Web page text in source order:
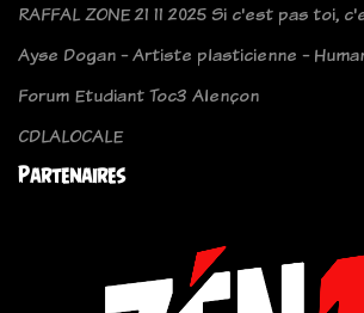
RAFFAL ZONE 21 11 2025 Si c'est pas toi,
Ayse Dogan - Artiste plasticienne -
Forum Etudiant Toc3 Alençon
CDLALOCALE
Partenaires